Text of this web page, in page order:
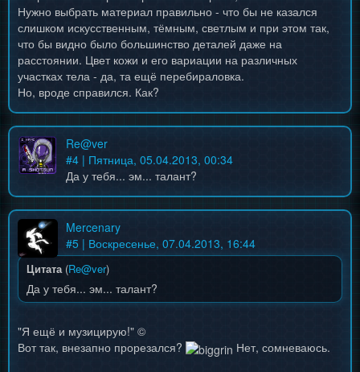
Нужно выбрать материал правильно - что бы не казался
слишком искусственным, тёмным, светлым и при этом так,
что бы видно было большинство деталей даже на
расстоянии. Цвет кожи и его вариации на различных
участках тела - да, та ещё перебираловка.
Но, вроде справился. Как?
Re@ver
#4 | Пятница, 05.04.2013, 00:34
Да у тебя... эм... талант?
Mercenary
#5 | Воскресенье, 07.04.2013, 16:44
Цитата(Re@ver)
Да у тебя... эм... талант?
"Я ещё и музицирую!" ©
Вот так, внезапно прорезался?
Нет, сомневаюсь.